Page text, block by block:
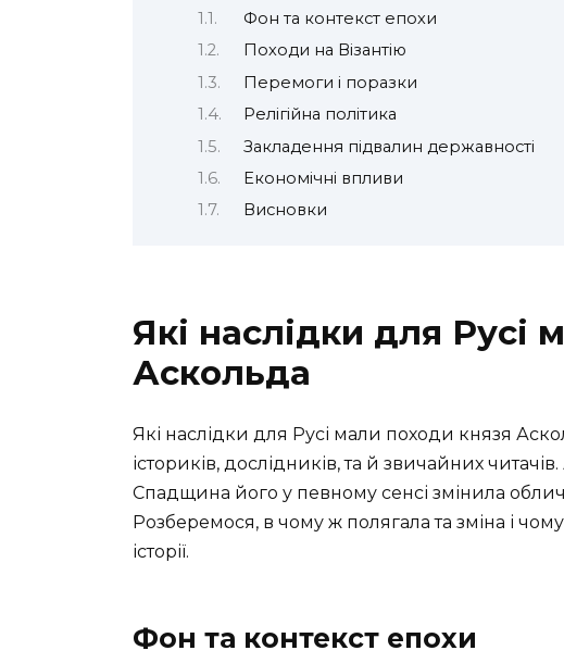
Фон та контекст епохи
Походи на Візантію
Перемоги і поразки
Релігійна політика
Закладення підвалин державності
Економічні впливи
Висновки
Які наслідки для Русі
Аскольда
Які наслідки для Русі мали походи князя
істориків, дослідників, та й звичайних
Спадщина його у певному сенсі змінила
Розберемося, в чому ж полягала та зміна і
історії.
Фон та контекст епохи